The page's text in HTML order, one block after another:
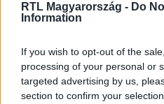
RTL Magyarország - Do
Information
If you wish to opt-out of the
processing of your personal or
targeted advertising by us,
section to confirm your
Facebookon is!